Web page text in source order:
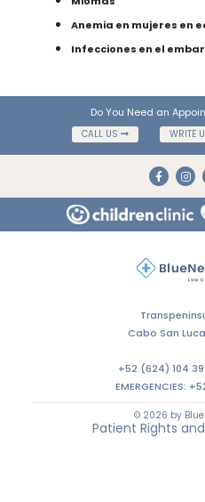
Anemia en mujeres en
Infecciones en el
Do You Need an
CALL US WRITE
Cabo San
+52 (624) 104
EMERGENCIES:
© 2026 by
Patient Rights